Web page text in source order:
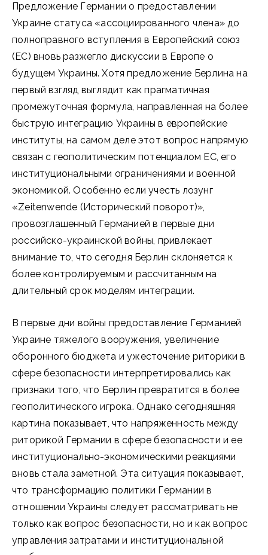
Предложение Германии о предоставлении
Украине статуса «ассоциированного члена» до
полноправного вступления в Европейский союз
(ЕС) вновь разжегло дискуссии в Европе о
будущем Украины. Хотя предложение Берлина на
первый взгляд выглядит как прагматичная
промежуточная формула, направленная на более
быструю интеграцию Украины в европейские
институты, на самом деле этот вопрос напрямую
связан с геополитическим потенциалом ЕС, его
институциональными ограничениями и военной
экономикой. Особенно если учесть лозунг
«Zeitenwende (Исторический поворот)»,
провозглашенный Германией в первые дни
российско-украинской войны, привлекает
внимание то, что сегодня Берлин склоняется к
более контролируемым и рассчитанным на
длительный срок моделям интеграции.
В первые дни войны предоставление Германией
Украине тяжелого вооружения, увеличение
оборонного бюджета и ужесточение риторики в
сфере безопасности интерпретировались как
признаки того, что Берлин превратится в более
геополитического игрока. Однако сегодняшняя
картина показывает, что напряженность между
риторикой Германии в сфере безопасности и ее
институционально-экономическими реакциями
вновь стала заметной. Эта ситуация показывает,
что трансформацию политики Германии в
отношении Украины следует рассматривать не
только как вопрос безопасности, но и как вопрос
управления затратами и институциональной